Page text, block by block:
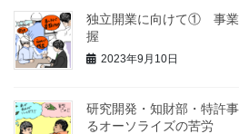
独立開業に向けて① 事業
握
2023年9月10日
研究開発・知財部・特許
るオーソライズの苦労